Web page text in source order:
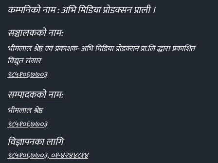
कम्पनिको नाम : अभि मिडिया प्रोडक्सन प्राली ।
सञ्चालकको नाम:
भीमलाल श्रेष्ठ एवं प्रकाशक- अभि मिडिया प्रोडक्सन प्रा.लि द्धारा प्रकाशित
विद्युत संसार
९८५१०६७७०३
सम्पादकको नाम:
भीमलाल श्रेष्ठ
९८५१०६७७०३
विज्ञापनका लागि
९८५१०६७७०३, ०१-४२४४८१४